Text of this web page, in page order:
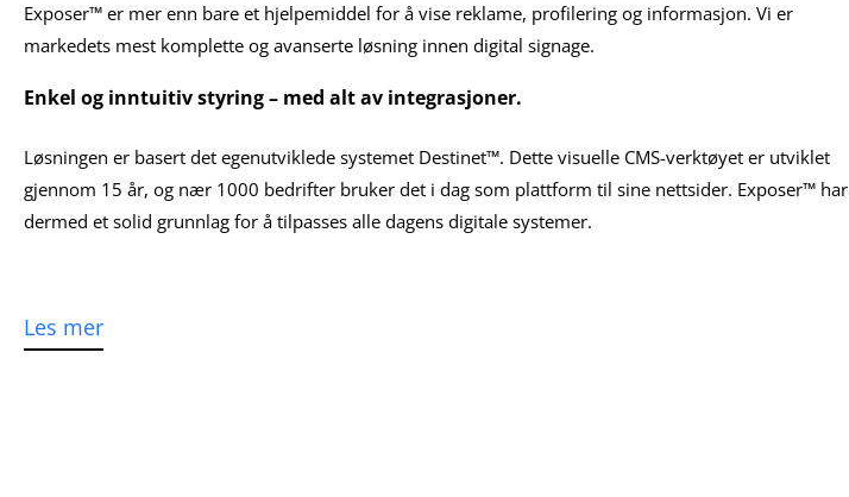
Exposer™ er mer enn bare et hjelpemiddel for å vise reklame, profilering og informasjon. Vi er
markedets mest komplette og avanserte løsning innen digital signage.
Enkel og inntuitiv styring – med alt av integrasjoner.
Løsningen er basert det egenutviklede systemet Destinet™. Dette visuelle CMS-verktøyet er utviklet
gjennom 15 år, og nær 1000 bedrifter bruker det i dag som plattform til sine nettsider. Exposer™ har
dermed et solid grunnlag for å tilpasses alle dagens digitale systemer.